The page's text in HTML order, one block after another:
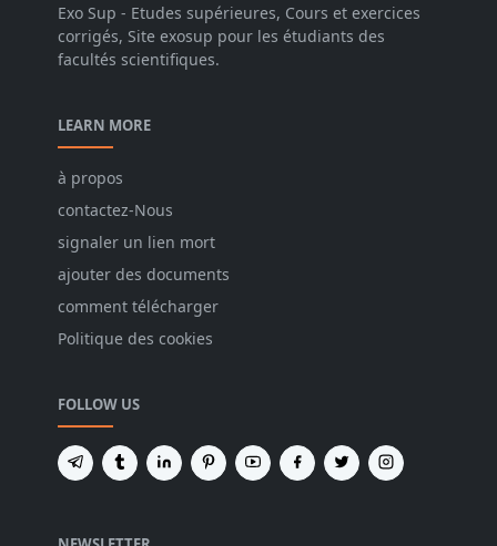
Exo Sup - Etudes supérieures, Cours et exercices
corrigés, Site exosup pour les étudiants des
facultés scientifiques.
LEARN MORE
à propos
contactez-Nous
signaler un lien mort
ajouter des documents
comment télécharger
Politique des cookies
FOLLOW US